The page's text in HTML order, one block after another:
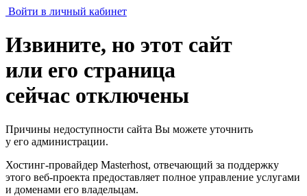
Войти в личный кабинет
Извините, но этот сайт
или его страница
сейчас отключены
Причины недоступности сайта Вы можете уточнить
у его администрации.
Хостинг-провайдер Masterhost, отвечающий за поддержку
этого веб-проекта предоставляет полное управление услугами
и доменами его владельцам.